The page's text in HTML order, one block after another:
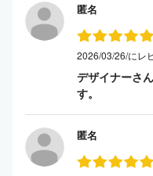
匿名
2026/03/26/にレ
デザイナーさ
す。
匿名